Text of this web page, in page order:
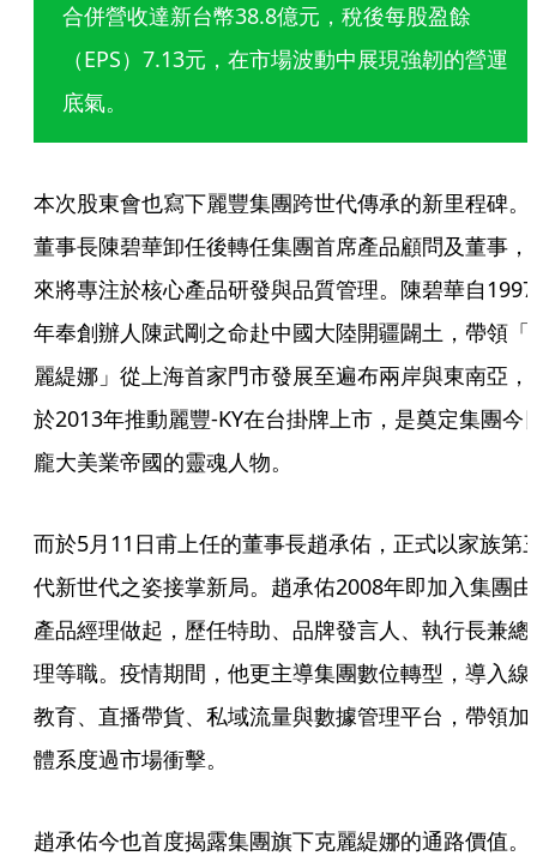
合併營收達新台幣38.8億元，稅後每股盈餘
（EPS）7.13元，在市場波動中展現強韌的營運
底氣。
本次股東會也寫下麗豐集團跨世代傳承的新里程碑。
董事長陳碧華卸任後轉任集團首席產品顧問及董事，
來將專注於核心產品研發與品質管理。陳碧華自1997
年奉創辦人陳武剛之命赴中國大陸開疆闢土，帶領「
麗緹娜」從上海首家門市發展至遍布兩岸與東南亞，
於2013年推動麗豐-KY在台掛牌上市，是奠定集團今
龐大美業帝國的靈魂人物。
而於5月11日甫上任的董事長趙承佑，正式以家族第
代新世代之姿接掌新局。趙承佑2008年即加入集團由
產品經理做起，歷任特助、品牌發言人、執行長兼總
理等職。疫情期間，他更主導集團數位轉型，導入線
教育、直播帶貨、私域流量與數據管理平台，帶領加
體系度過市場衝擊。
趙承佑今也首度揭露集團旗下克麗緹娜的通路價值。